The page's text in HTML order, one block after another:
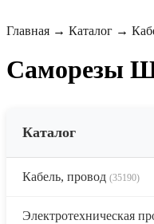
Главная → Каталог →
Саморезы
Каталог
Кабель, провод (35190)
Электротехническая